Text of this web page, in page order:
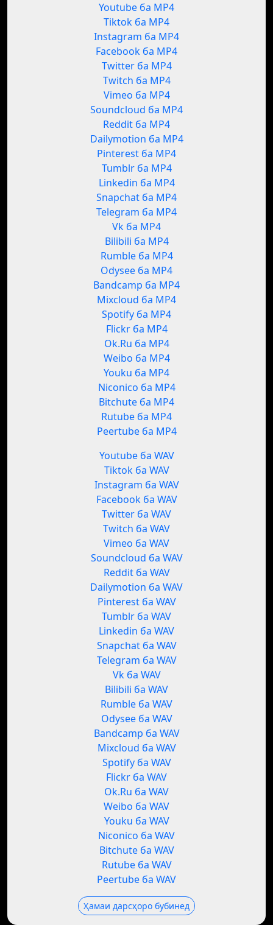
Youtube ба MP4
Tiktok ба MP4
Instagram ба MP4
Facebook ба MP4
Twitter ба MP4
Twitch ба MP4
Vimeo ба MP4
Soundcloud ба MP4
Reddit ба MP4
Dailymotion ба MP4
Pinterest ба MP4
Tumblr ба MP4
Linkedin ба MP4
Snapchat ба MP4
Telegram ба MP4
Vk ба MP4
Bilibili ба MP4
Rumble ба MP4
Odysee ба MP4
Bandcamp ба MP4
Mixcloud ба MP4
Spotify ба MP4
Flickr ба MP4
Ok.Ru ба MP4
Weibo ба MP4
Youku ба MP4
Niconico ба MP4
Bitchute ба MP4
Rutube ба MP4
Peertube ба MP4
Youtube ба WAV
Tiktok ба WAV
Instagram ба WAV
Facebook ба WAV
Twitter ба WAV
Twitch ба WAV
Vimeo ба WAV
Soundcloud ба WAV
Reddit ба WAV
Dailymotion ба WAV
Pinterest ба WAV
Tumblr ба WAV
Linkedin ба WAV
Snapchat ба WAV
Telegram ба WAV
Vk ба WAV
Bilibili ба WAV
Rumble ба WAV
Odysee ба WAV
Bandcamp ба WAV
Mixcloud ба WAV
Spotify ба WAV
Flickr ба WAV
Ok.Ru ба WAV
Weibo ба WAV
Youku ба WAV
Niconico ба WAV
Bitchute ба WAV
Rutube ба WAV
Peertube ба WAV
Ҳамаи дарсҳоро бубинед